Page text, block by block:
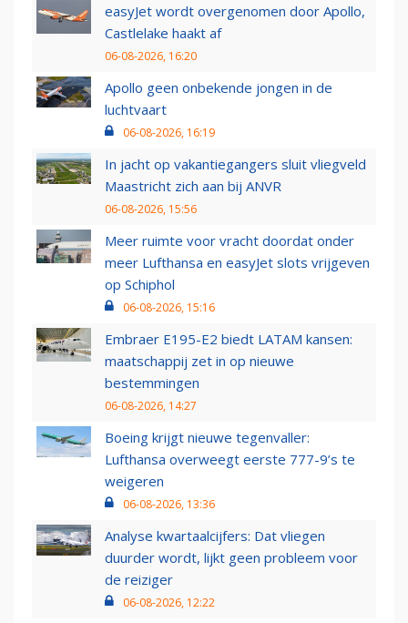
easyJet wordt overgenomen door Apollo,
Castlelake haakt af
06-08-2026, 16:20
Apollo geen onbekende jongen in de
luchtvaart
06-08-2026, 16:19
In jacht op vakantiegangers sluit vliegveld
Maastricht zich aan bij ANVR
06-08-2026, 15:56
Meer ruimte voor vracht doordat onder
meer Lufthansa en easyJet slots vrijgeven
op Schiphol
06-08-2026, 15:16
Embraer E195-E2 biedt LATAM kansen:
maatschappij zet in op nieuwe
bestemmingen
06-08-2026, 14:27
Boeing krijgt nieuwe tegenvaller:
Lufthansa overweegt eerste 777-9’s te
weigeren
06-08-2026, 13:36
Analyse kwartaalcijfers: Dat vliegen
duurder wordt, lijkt geen probleem voor
de reiziger
06-08-2026, 12:22